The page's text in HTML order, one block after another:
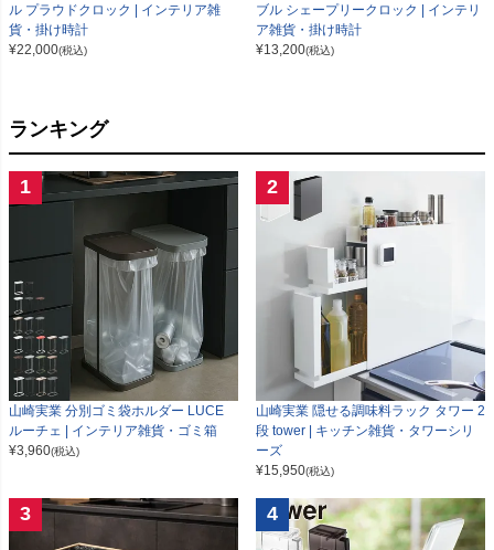
ル プラウドクロック | インテリア雑
貨・掛け時計
¥22,000(税込)
ブル シェープリークロック | インテリ
ア雑貨・掛け時計
¥13,200(税込)
ランキング
1
山崎実業 分別ゴミ袋ホルダー LUCE
ルーチェ | インテリア雑貨・ゴミ箱
¥3,960(税込)
2
山崎実業 隠せる調味料ラック タワー 2
段 tower | キッチン雑貨・タワーシリ
ーズ
¥15,950(税込)
3 4